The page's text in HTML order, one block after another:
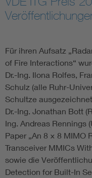
Für ihren Aufsatz
of Fire Interactions“
Dr.-Ing. Ilona Rolfes,
Schulz (alle Ruhr-
Schultze
Dr.-Ing. Jonathan Bott
Ing. Andreas Rennings
Paper „An 8 × 8 MIMO
Transceiver MMICs
sowie die
Detection for Built-In